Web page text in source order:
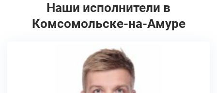
Наши исполнители в
Комсомольске-на-Амуре